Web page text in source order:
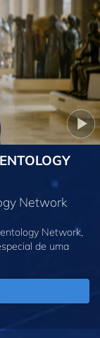
Network
Network,
de uma